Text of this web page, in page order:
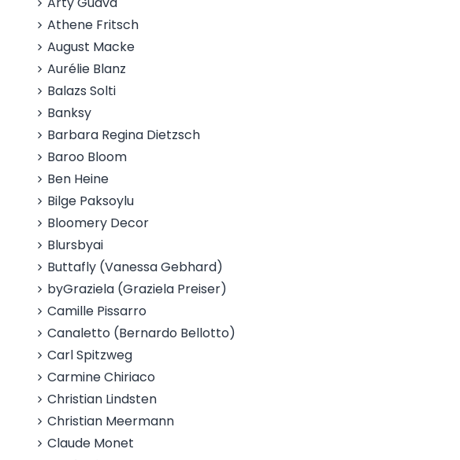
Athene Fritsch
August Macke
Aurélie Blanz
Balazs Solti
Banksy
Barbara Regina Dietzsch
Baroo Bloom
Ben Heine
Bilge Paksoylu
Bloomery Decor
Blursbyai
Buttafly (Vanessa Gebhard)
byGraziela (Graziela Preiser)
Camille Pissarro
Canaletto (Bernardo Bellotto)
Carl Spitzweg
Carmine Chiriaco
Christian Lindsten
Christian Meermann
Claude Monet